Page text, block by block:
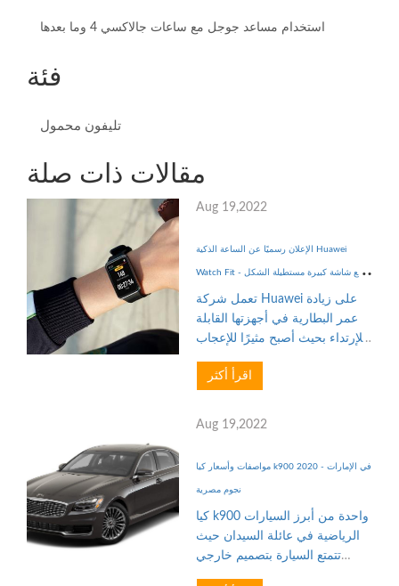
استخدام مساعد جوجل مع ساعات جالاكسي 4 وما بعدها
فئة
تليفون محمول
مقالات ذات صلة
Aug 19,2022
الإعلان رسميًا عن الساعة الذكية Huawei
Watch Fit مع شاشة كبيرة مستطيلة الشكل -
إلكتروني
تعمل شركة Huawei على زيادة
عمر البطارية في أجهزتها القابلة
للإرتداء بحيث أصبح مثيرًا للإعجاب
رياضية مثل Huawei Watch GT 2
توفر الميزا...
اقرأ أكثر
Aug 19,2022
مواصفات وأسعار كيا k900 2020 في الإمارات -
نجوم مصرية
كيا k900 واحدة من أبرز السيارات
الرياضية في عائلة السيدان حيث
تتمتع السيارة بتصميم خارجي